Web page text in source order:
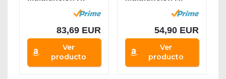
Envy 6020e - 6
83,69 EUR
Ver
producto
DeskJet 2720e - 6
54,90 EUR
Ver
producto